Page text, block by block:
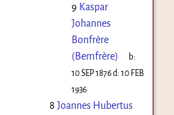
9 Kaspar
Johannes
Bonfrère
(Bemfrère)
b:
10 SEP 1876d: 10 FEB
1936
8 Joannes Hubertus